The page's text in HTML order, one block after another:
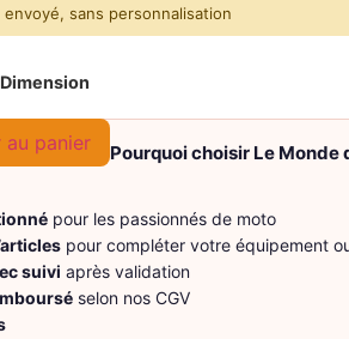
sans personnalisation
Dimension
au panier
Pourquoi choisir Le Monde
pour les passionnés de moto
pour compléter votre équipement
suivi après validation
selon nos CGV